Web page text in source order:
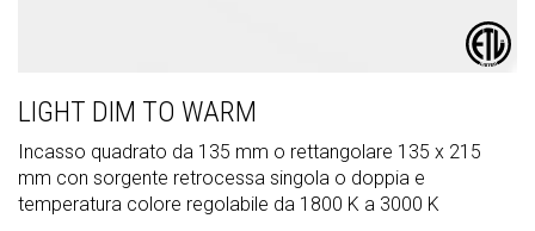
LIGHT DIM TO WARM
Incasso quadrato da 135 mm o rettangolare 135 x 215
mm con sorgente retrocessa singola o doppia e
temperatura colore regolabile da 1800 K a 3000 K